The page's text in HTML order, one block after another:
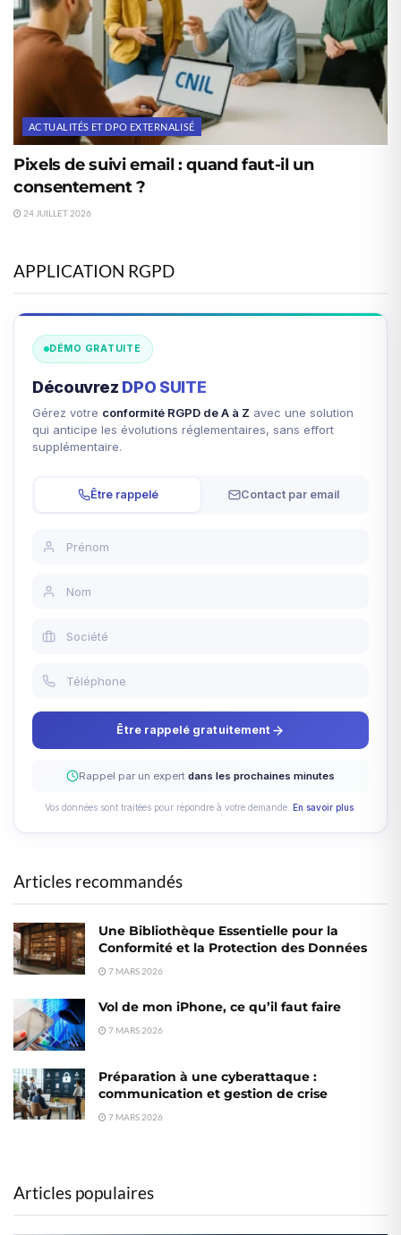
ACTUALITÉS ET DPO EXTERNALISÉ
Pixels de suivi email : quand faut-il un
consentement ?
24 JUILLET 2026
APPLICATION RGPD
DÉMO GRATUITE
Découvrez DPO SUITE
Gérez votre conformité RGPD de A à Z avec une solution
qui anticipe les évolutions réglementaires, sans effort
supplémentaire.
Être rappelé Contact par email
Être rappelé gratuitement
Rappel par un expert dans les prochaines minutes
Vos données sont traitées pour répondre à votre demande. En savoir plus.
Articles recommandés
Une Bibliothèque Essentielle pour la
Conformité et la Protection des Données
7 MARS 2026
Vol de mon iPhone, ce qu’il faut faire
7 MARS 2026
Préparation à une cyberattaque :
communication et gestion de crise
7 MARS 2026
Articles populaires